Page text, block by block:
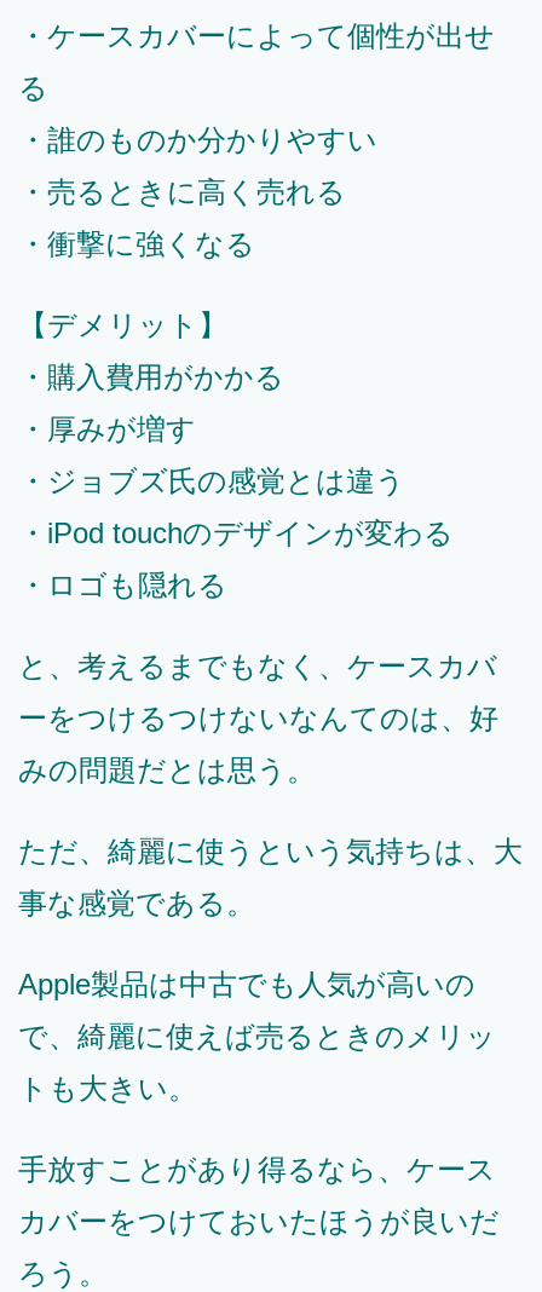
・ケースカバーによって個性が出せ
る
・誰のものか分かりやすい
・売るときに高く売れる
・衝撃に強くなる
【デメリット】
・購入費用がかかる
・厚みが増す
・ジョブズ氏の感覚とは違う
・iPod touchのデザインが変わる
・ロゴも隠れる
と、考えるまでもなく、ケースカバ
ーをつけるつけないなんてのは、好
みの問題だとは思う。
ただ、綺麗に使うという気持ちは、大
事な感覚である。
Apple製品は中古でも人気が高いの
で、綺麗に使えば売るときのメリッ
トも大きい。
手放すことがあり得るなら、ケース
カバーをつけておいたほうが良いだ
ろう。